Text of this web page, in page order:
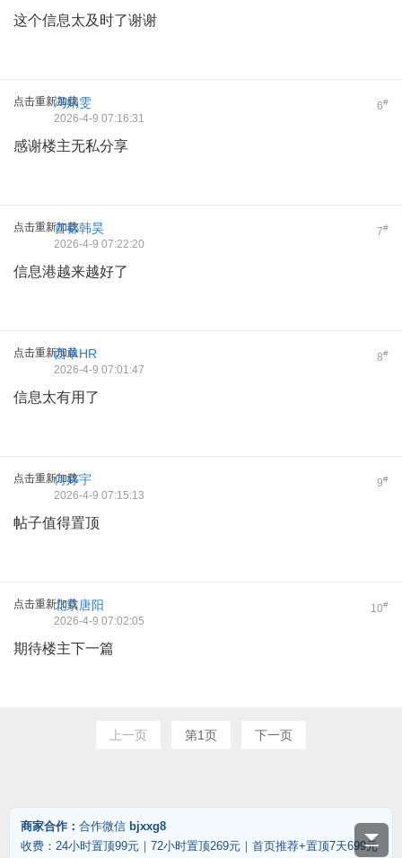
这个信息太及时了谢谢
点击重新加载 6#
冯娟雯
2026-4-9 07:16:31
感谢楼主无私分享
点击重新加载 7#
首都韩昊
2026-4-9 07:22:20
信息港越来越好了
点击重新加载 8#
西单HR
2026-4-9 07:01:47
信息太有用了
点击重新加载 9#
何婷宇
2026-4-9 07:15:13
帖子值得置顶
点击重新加载 10#
北京唐阳
2026-4-9 07:02:05
期待楼主下一篇
上一页 第1页 下一页
商家合作： 合作微信 bjxxg8
收费：24小时置顶99元｜72小时置顶269元｜首页推荐+置顶7天699元